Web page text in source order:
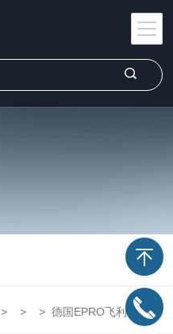
> > > 德国EPRO飞利浦 通讯模块上海办事处